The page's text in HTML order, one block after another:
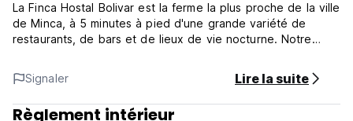
La Finca Hostal Bolivar est la ferme la plus proche de la ville
de Minca, à 5 minutes à pied d'une grande variété de
restaurants, de bars et de lieux de vie nocturne. Notre
célèbres chutes d'eau ou aux fincas de café et de cacao.
Nous proposons 3 chambres différentes, deux chambres
doubles et un dortoir de 5 lits pouvant accueillir jusqu'à 10
personnes.
Signaler Lire la suite
Règlement intérieur